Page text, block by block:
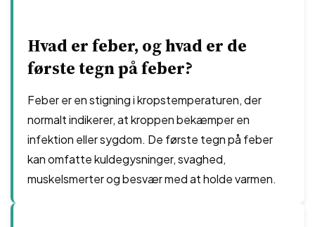
Hvad er feber, og hvad er de
første tegn på feber?
Feber er en stigning i kropstemperaturen, der
normalt indikerer, at kroppen bekæmper en
infektion eller sygdom. De første tegn på feber
kan omfatte kuldegysninger, svaghed,
muskelsmerter og besvær med at holde varmen.